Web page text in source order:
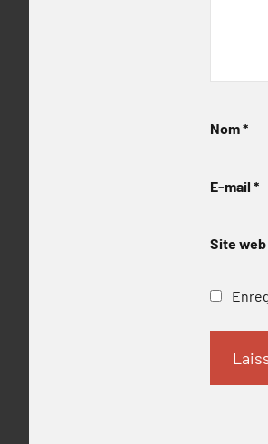
Nom*
E-mail *
Site web